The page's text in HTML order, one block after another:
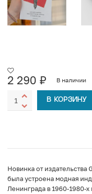
2 290 ₽ В наличии
В КОРЗИНУ
Новинка от издательства
была устроена модная
Ленинграда в 1960-1980-х